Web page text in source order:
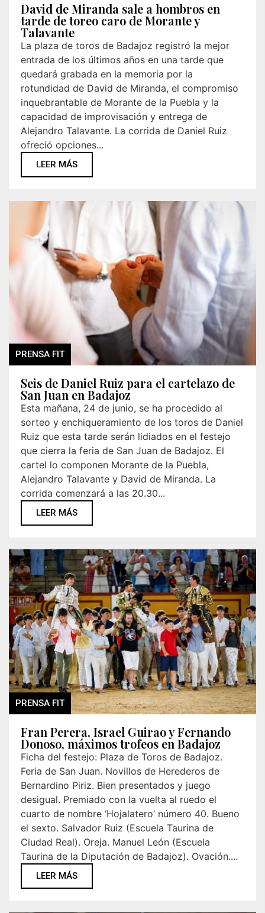
David de Miranda sale a hombros en
tarde de toreo caro de Morante y
Talavante
La plaza de toros de Badajoz registró la mejor
entrada de los últimos años en una tarde que
quedará grabada en la memoria por la
rotundidad de David de Miranda, el compromiso
inquebrantable de Morante de la Puebla y la
capacidad de improvisación y entrega de
Alejandro Talavante. La corrida de Daniel Ruiz
ofreció opciones...
LEER MÁS
PRENSA FIT
Seis de Daniel Ruiz para el cartelazo de
San Juan en Badajoz
Esta mañana, 24 de junio, se ha procedido al
sorteo y enchiqueramiento de los toros de Daniel
Ruiz que esta tarde serán lidiados en el festejo
que cierra la feria de San Juan de Badajoz. El
cartel lo componen Morante de la Puebla,
Alejandro Talavante y David de Miranda. La
corrida comenzará a las 20.30...
LEER MÁS
PRENSA FIT
Fran Perera, Israel Guirao y Fernando
Donoso, máximos trofeos en Badajoz
Ficha del festejo: Plaza de Toros de Badajoz.
Feria de San Juan. Novillos de Herederos de
Bernardino Piriz. Bien presentados y juego
desigual. Premiado con la vuelta al ruedo el
cuarto de nombre ‘Hojalatero’ número 40. Bueno
el sexto. Salvador Ruiz (Escuela Taurina de
Ciudad Real). Oreja. Manuel León (Escuela
Taurina de la Diputación de Badajoz). Ovación....
LEER MÁS